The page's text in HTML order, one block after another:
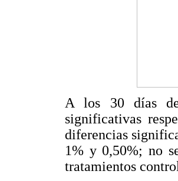
A los 30 días de
significativas
diferencias
1% y 0,50%; no
tratamientos